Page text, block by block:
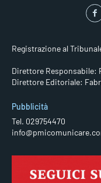
Registrazione al
Direttore Responsabile:
Direttore Editoriale:
Pubblicità
Tel. 029754470